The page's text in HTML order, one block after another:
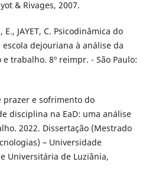
& Rivages, 2007.
E., JAYET, C. Psicodinâmica do
dejouriana à análise da
trabalho. 8º reimpr. - São Paulo:
prazer e sofrimento do
disciplina na EaD: uma análise
2022. Dissertação (Mestrado
– Universidade
Universitária de Luziânia,